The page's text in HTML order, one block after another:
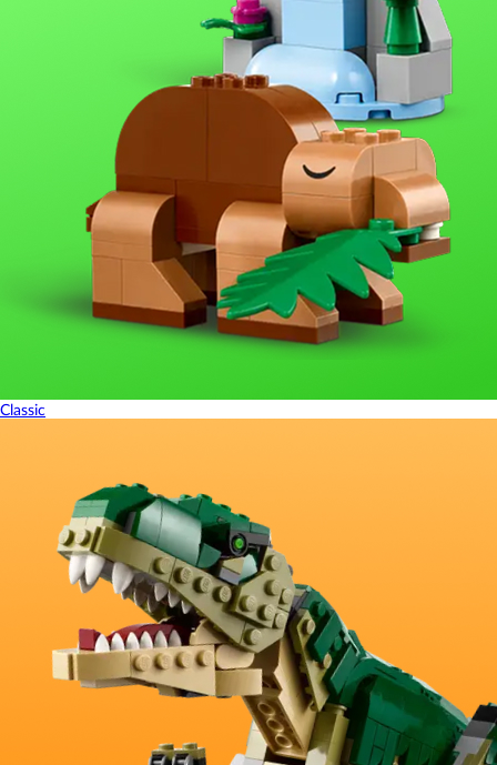
Classic